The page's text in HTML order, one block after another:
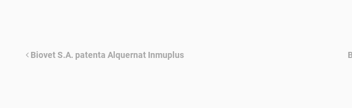
Biovet S.A. patenta Alquernat Inmuplus